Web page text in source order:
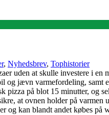
, Nyhedsbrev, Tophistorier
uden at skulle investere i
jævn varmefordeling, samt
pizza på blot 15 minutter, og
at ovnen holder på
og kan blandt andet købes på